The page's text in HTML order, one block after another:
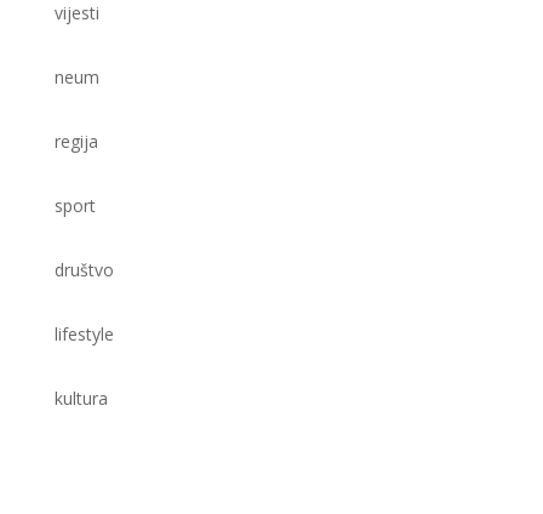
vijesti
neum
regija
sport
društvo
lifestyle
kultura